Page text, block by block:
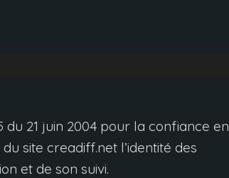
du 21 juin 2004 pour la confiance en
site creadiff.net l’identité des
et de son suivi.